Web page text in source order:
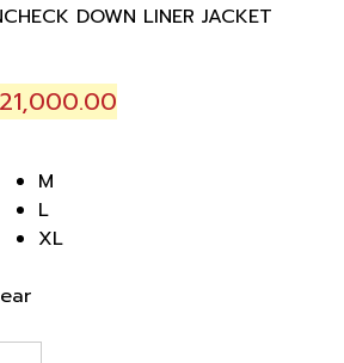
DOWN LINER JACKET
was:
฿30,000.00.
21,000.00
M
L
XL